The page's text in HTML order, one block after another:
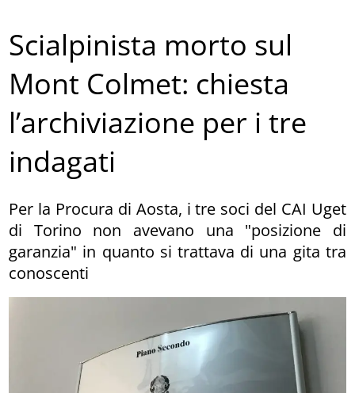
Scialpinista morto sul
Mont Colmet: chiesta
l’archiviazione per i tre
indagati
Per la Procura di Aosta, i tre soci del CAI Uget
di Torino non avevano una "posizione di
garanzia" in quanto si trattava di una gita tra
conoscenti